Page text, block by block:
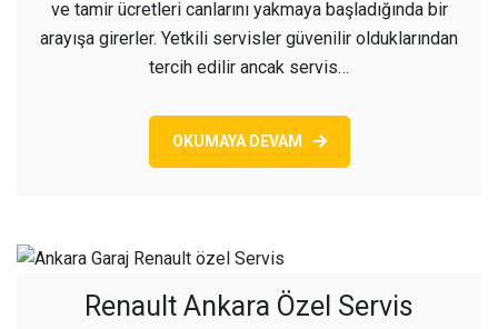
ve tamir ücretleri canlarını yakmaya başladığında bir
arayışa girerler. Yetkili servisler güvenilir olduklarından
tercih edilir ancak servis…
OKUMAYA DEVAM
Renault Ankara Özel Servis